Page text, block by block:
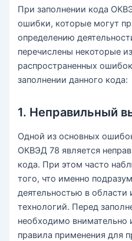
При заполнении кода
ошибки, которые могут
определению
перечислены некоторые
распространенных
заполнении данного кода:
1. Неправильный
Одной из основных
ОКВЭД 78 является
кода. При этом часто
того, что именно
деятельностью в
технологий. Перед
необходимо внимательно
правила применения для